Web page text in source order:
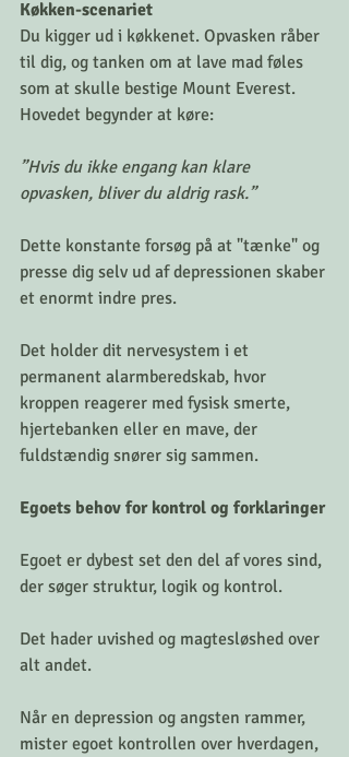
Køkken-scenariet
Du kigger ud i køkkenet. Opvasken råber
til dig, og tanken om at lave mad føles
som at skulle bestige Mount Everest.
Hovedet begynder at køre:
”Hvis du ikke engang kan klare
opvasken, bliver du aldrig rask.”
Dette konstante forsøg på at "tænke" og
presse dig selv ud af depressionen skaber
et enormt indre pres.
Det holder dit nervesystem i et
permanent alarmberedskab, hvor
kroppen reagerer med fysisk smerte,
hjertebanken eller en mave, der
fuldstændig snører sig sammen.
Egoets behov for kontrol og forklaringer
Egoet er dybest set den del af vores sind,
der søger struktur, logik og kontrol.
Det hader uvished og magtesløshed over
alt andet.
Når en depression og angsten rammer,
mister egoet kontrollen over hverdagen,